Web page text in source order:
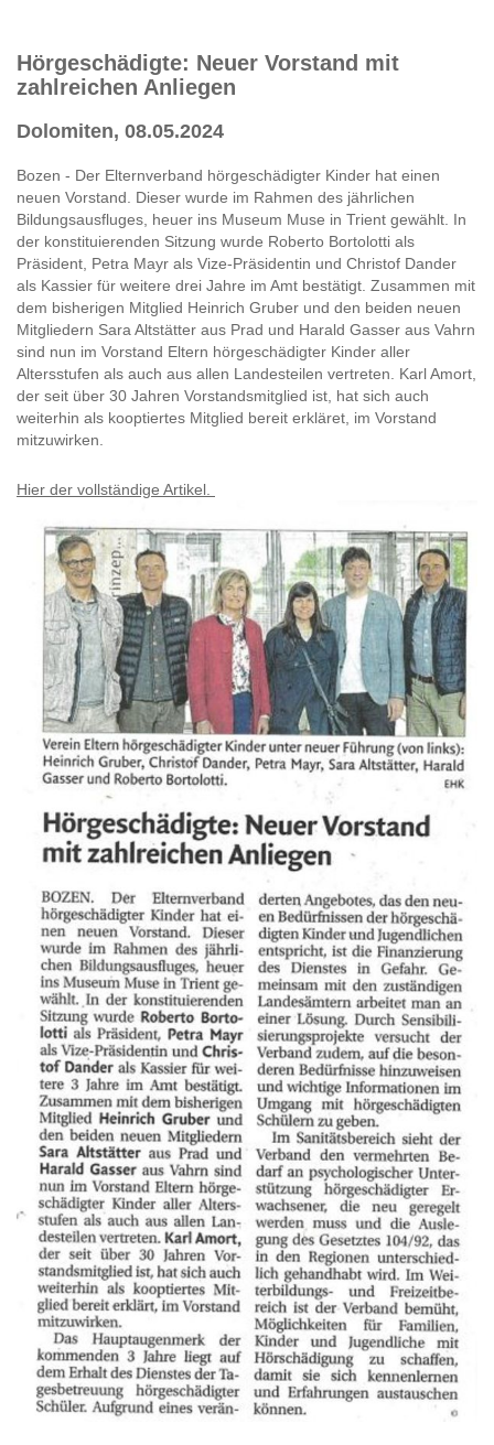
Hörgeschädigte: Neuer Vorstand mit
zahlreichen Anliegen
Dolomiten, 08.05.2024
Bozen - Der Elternverband hörgeschädigter Kinder hat einen
neuen Vorstand. Dieser wurde im Rahmen des jährlichen
Bildungsausfluges, heuer ins Museum Muse in Trient gewählt. In
der konstituierenden Sitzung wurde Roberto Bortolotti als
Präsident, Petra Mayr als Vize-Präsidentin und Christof Dander
als Kassier für weitere drei Jahre im Amt bestätigt. Zusammen mit
dem bisherigen Mitglied Heinrich Gruber und den beiden neuen
Mitgliedern Sara Altstätter aus Prad und Harald Gasser aus Vahrn
sind nun im Vorstand Eltern hörgeschädigter Kinder aller
Altersstufen als auch aus allen Landesteilen vertreten. Karl Amort,
der seit über 30 Jahren Vorstandsmitglied ist, hat sich auch
weiterhin als kooptiertes Mitglied bereit erkläret, im Vorstand
mitzuwirken.
Hier der vollständige Artikel.